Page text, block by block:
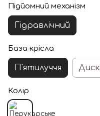
Підйомний механізм
Гідравлічний
База крісла
П'ятилуччя Диск
Колір